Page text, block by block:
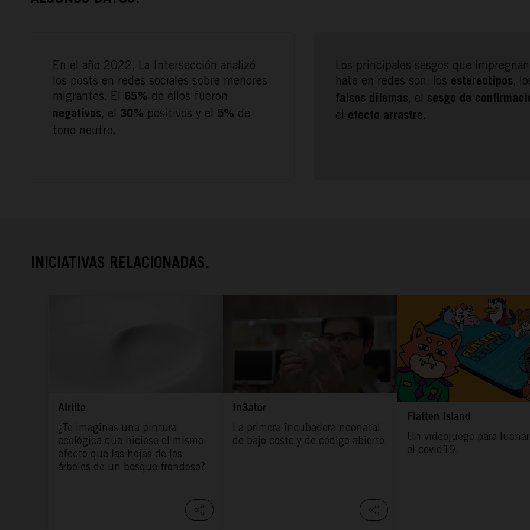
En el año 2022, La Intersección analizó
los posts en redes sociales sobre menores
migrantes. El 65% de ellos fueron
negativos, el 30% positivos y el 5% de
tono neutro.
Los principales sesgos que
hate en redes son: los estereotipos,
falsos dilemas, el sesgo de
el efecto arrastre.
INICIATIVAS RELACIONADAS.
Airlite
¿Te imaginas una pintura
ecológica que hiciese el mismo
efecto que las hojas de los
árboles de un bosque frondoso?
In3ator
La primera incubadora neonatal
de bajo coste y de código abierto.
Flatten Island
Un videojuego para
el covid19.